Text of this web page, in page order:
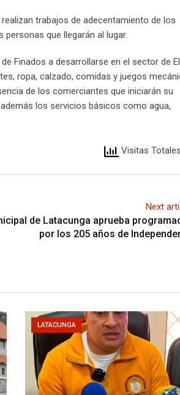
trabajos de adecentamiento de los
que llegarán al lugar.
Finados a desarrollarse en el sector de El
ropa, calzado, comidas y juegos
de los comerciantes que iniciarán su
los servicios básicos como agua,
Visitas
Next
de Latacunga aprueba
por los 205 años de
LATACUNGA